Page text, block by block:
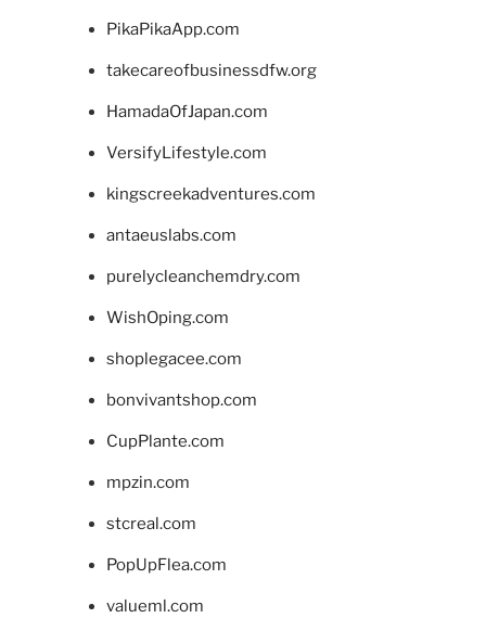
PikaPikaApp.com
takecareofbusinessdfw.org
HamadaOfJapan.com
VersifyLifestyle.com
kingscreekadventures.com
antaeuslabs.com
purelycleanchemdry.com
WishOping.com
shoplegacee.com
bonvivantshop.com
CupPlante.com
mpzin.com
stcreal.com
PopUpFlea.com
valueml.com